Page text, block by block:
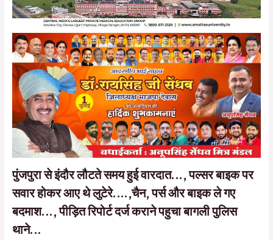
पुंजपुरा से इंदौर लौटते समय हुई वारदात…, पल्सर बाइक पर
सवार होकर आए थे लुटेरे….,चैन, पर्स और बाइक ले गए
बदमाश…, पीड़ित रिपोर्ट दर्ज कराने पहुचा बागली पुलिस
थाने…